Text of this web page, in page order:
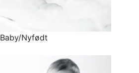
Baby/Nyfødt